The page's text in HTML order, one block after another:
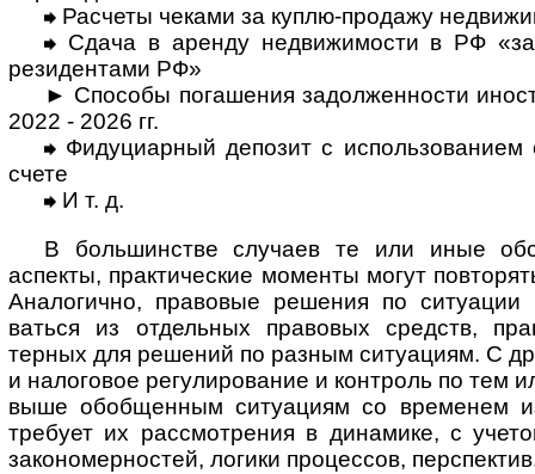
Расчеты чеками за куплю-продажу
Сдача в аренду недвижимости в РФ
рези­ден­тами РФ»
► Способы погашения задолженности
2022 - 2026 гг.
Фидуциарный депозит с
счете
И т. д.
В большинстве случаев те или иные
аспекты, практи­ческие моменты могут
Анало­гично, правовые решения по
ваться из отдель­ных правовых средств,
терных для решений по разным ситуациям. С
и нало­говое регули­рование и конт­роль по тем
выше обоб­щен­ным ситу­ациям со временем
требует их рассмот­рения в дина­мике, с
законо­мер­ностей, логики процессов,